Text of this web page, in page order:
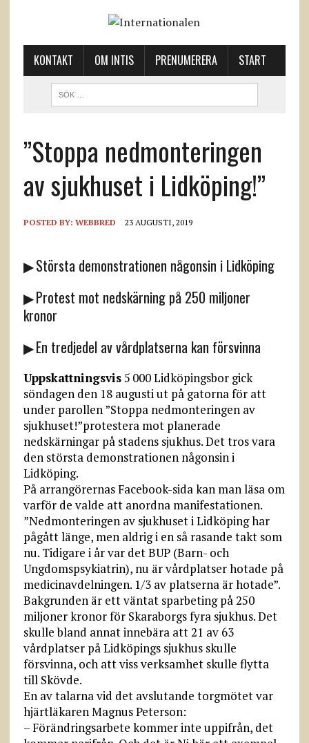
KONTAKT OM INTIS PRENUMERERA START
”Stoppa nedmonteringen
av sjukhuset i Lidköping!”
POSTED BY: WEBBRED 23 AUGUSTI, 2019
▶ Största demonstrationen någonsin i Lidköping
▶ Protest mot nedskärning på 250 miljoner
kronor
▶ En tredjedel av vårdplatserna kan försvinna
Uppskattningsvis5 000 Lidköpingsbor gick
söndagen den 18 augusti ut på gatorna för att
under parollen ”Stoppa nedmonteringen av
sjukhuset!”protestera mot planerade
nedskärningar på stadens sjukhus. Det tros vara
den största demonstrationen någonsin i
Lidköping.
På arrangörernas Facebook-sida kan man läsa om
varför de valde att anordna manifestationen.
”Nedmonteringen av sjukhuset i Lidköping har
pågått länge, men aldrig i en så rasande takt som
nu. Tidigare i år var det BUP (Barn- och
Ungdomspsykiatrin), nu är vårdplatser hotade på
medicinavdelningen. 1/3 av platserna är hotade”.
Bakgrunden är ett väntat sparbeting på 250
miljoner kronor för Skaraborgs fyra sjukhus. Det
skulle bland annat innebära att 21 av 63
vårdplatser på Lidköpings sjukhus skulle
försvinna, och att viss verksamhet skulle flytta
till Skövde.
En av talarna vid det avslutande torgmötet var
hjärtläkaren Magnus Peterson:
– Förändringsarbete kommer inte uppifrån, det